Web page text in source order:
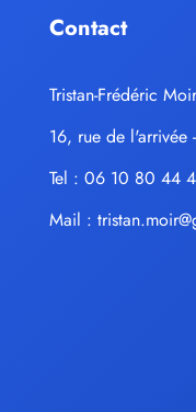
Contact
Tristan-Frédéric
16, rue de l'arrivée
Tel : 06 10 80 44
Mail :